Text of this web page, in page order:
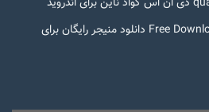
دانلود Free Download Manager 6.30 دانلود منیجر رایگان برای